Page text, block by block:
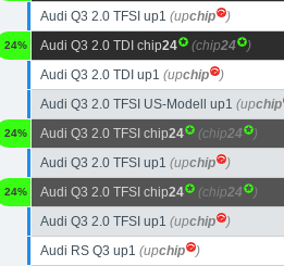
Audi Q3 2.0 TFSI up1 (upchip )
Audi Q3 2.0 TDI chip24 (chip24 )
24%
Audi Q3 2.0 TDI up1 (upchip )
Audi Q3 2.0 TFSI US-Modell up1 (upchip
Audi Q3 2.0 TFSI chip24 (chip24 )
24%
Audi Q3 2.0 TFSI up1 (upchip )
Audi Q3 2.0 TFSI chip24 (chip24 )
24%
Audi Q3 2.0 TFSI up1 (upchip )
Audi RS Q3 up1 (upchip )